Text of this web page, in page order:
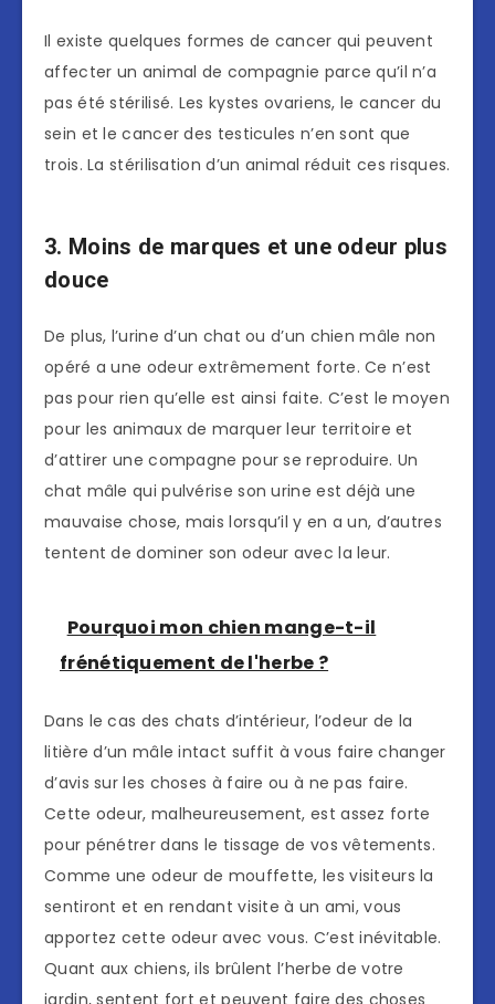
Il existe quelques formes de cancer qui peuvent
affecter un animal de compagnie parce qu’il n’a
pas été stérilisé. Les kystes ovariens, le cancer du
sein et le cancer des testicules n’en sont que
trois. La stérilisation d’un animal réduit ces risques.
3. Moins de marques et une odeur plus
douce
De plus, l’urine d’un chat ou d’un chien mâle non
opéré a une odeur extrêmement forte. Ce n’est
pas pour rien qu’elle est ainsi faite. C’est le moyen
pour les animaux de marquer leur territoire et
d’attirer une compagne pour se reproduire. Un
chat mâle qui pulvérise son urine est déjà une
mauvaise chose, mais lorsqu’il y en a un, d’autres
tentent de dominer son odeur avec la leur.
Pourquoi mon chien mange-t-il
frénétiquement de l'herbe ?
Dans le cas des chats d’intérieur, l’odeur de la
litière d’un mâle intact suffit à vous faire changer
d’avis sur les choses à faire ou à ne pas faire.
Cette odeur, malheureusement, est assez forte
pour pénétrer dans le tissage de vos vêtements.
Comme une odeur de mouffette, les visiteurs la
sentiront et en rendant visite à un ami, vous
apportez cette odeur avec vous. C’est inévitable.
Quant aux chiens, ils brûlent l’herbe de votre